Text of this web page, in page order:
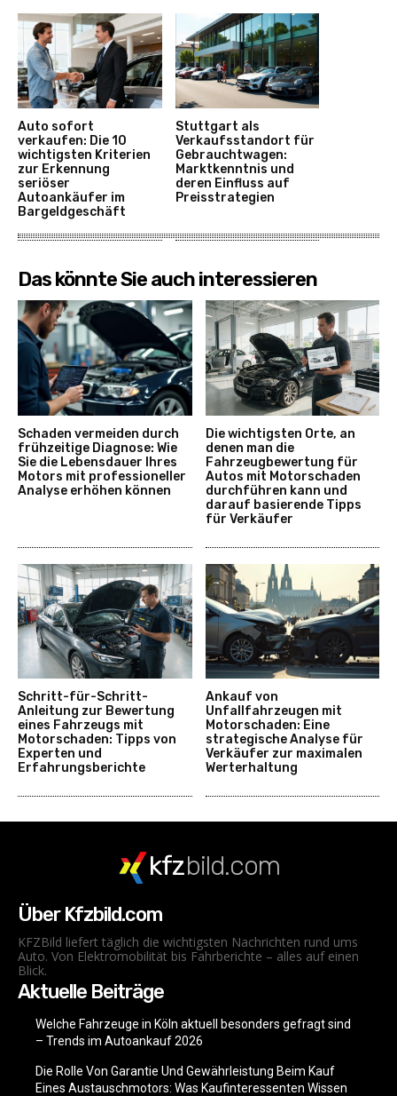
Auto sofort
verkaufen: Die 10
wichtigsten Kriterien
zur Erkennung
seriöser
Autoankäufer im
Bargeldgeschäft
Stuttgart als
Verkaufsstandort für
Gebrauchtwagen:
Marktkenntnis und
deren Einfluss auf
Preisstrategien
Das könnte Sie auch interessieren
Schaden vermeiden durch
frühzeitige Diagnose: Wie
Sie die Lebensdauer Ihres
Motors mit professioneller
Analyse erhöhen können
Die wichtigsten Orte, an
denen man die
Fahrzeugbewertung für
Autos mit Motorschaden
durchführen kann und
darauf basierende Tipps
für Verkäufer
Schritt-für-Schritt-
Anleitung zur Bewertung
eines Fahrzeugs mit
Motorschaden: Tipps von
Experten und
Erfahrungsberichte
Ankauf von
Unfallfahrzeugen mit
Motorschaden: Eine
strategische Analyse für
Verkäufer zur maximalen
Werterhaltung
kfzbild.com
Über Kfzbild.com
KFZBild liefert täglich die wichtigsten Nachrichten rund ums
Auto. Von Elektromobilität bis Fahrberichte – alles auf einen
Blick.
Aktuelle Beiträge
Welche Fahrzeuge in Köln aktuell besonders gefragt sind
– Trends im Autoankauf 2026
Die Rolle Von Garantie Und Gewährleistung Beim Kauf
Eines Austauschmotors: Was Kaufinteressenten Wissen